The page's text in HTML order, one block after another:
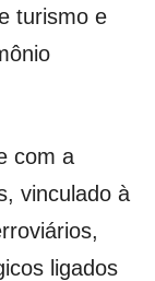
turismo e
com a
vinculado à
ligados